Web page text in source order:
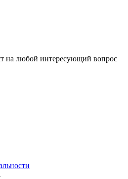
на любой интересующий вопрос